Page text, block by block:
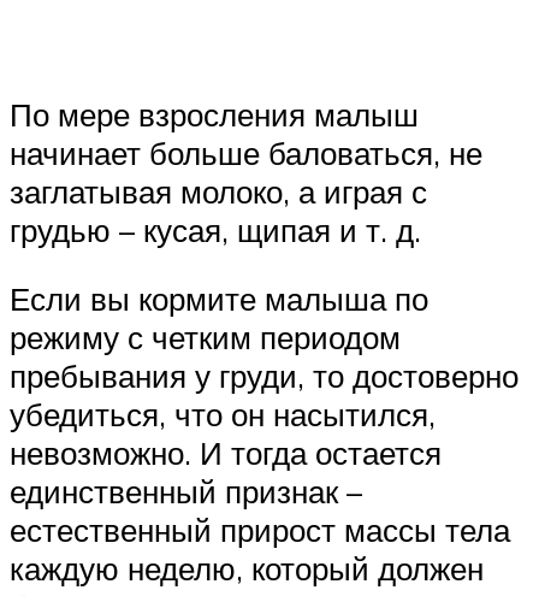
По мере взросления малыш
начинает больше баловаться, не
заглатывая молоко, а играя с
грудью – кусая, щипая и т. д.
Если вы кормите малыша по
режиму с четким периодом
пребывания у груди, то достоверно
убедиться, что он насытился,
невозможно. И тогда остается
единственный признак –
естественный прирост массы тела
каждую неделю, который должен